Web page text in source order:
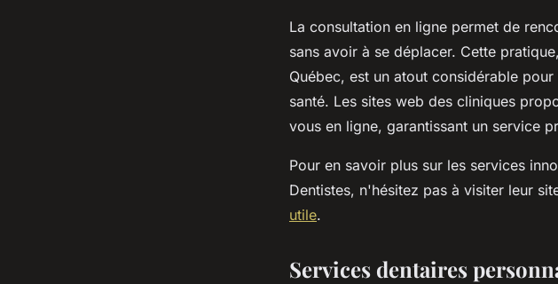
La consultation en ligne permet de
sans avoir à se déplacer. Cette
Québec, est un atout considérable pour
santé. Les sites web des cliniques
vous en ligne, garantissant un service
Pour en savoir plus sur les services
Dentistes, n'hésitez pas à visiter leur
utile.
Services dentaires